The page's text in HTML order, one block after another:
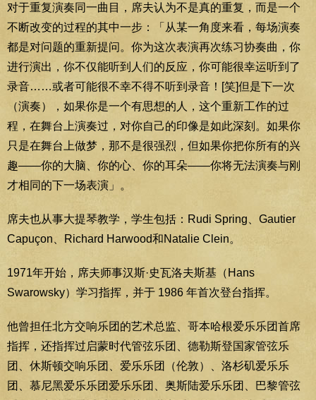
对于重复演奏同一曲目，席夫认为不是真的重复，而是一个
不断改变的过程的其中一步：「从某一角度来看，每场演奏
都是对问题的重新提问。你为这次表演再次练习协奏曲，你
进行演出，你不仅能听到人们的反应，你可能很幸运听到了
录音……或者可能很不幸不得不听到录音！[笑]但是下一次
（演奏），如果你是一个有思想的人，这个重新工作的过
程，在舞台上演奏过，对你自己的印像是如此深刻。如果你
只是在舞台上做梦，那不是很强烈，但如果你把你所有的兴
趣——你的大脑、你的心、你的耳朵——你将无法演奏与刚
才相同的下一场表演」。
席夫也从事大提琴教学，学生包括：Rudi Spring、Gautier
Capuçon、Richard Harwood和Natalie Clein。
1971年开始，席夫师事汉斯·史瓦洛夫斯基（Hans
Swarowsky）学习指挥，并于 1986 年首次登台指挥。
他曾担任北方交响乐团的艺术总监、哥本哈根爱乐乐团首席
指挥，还指挥过启蒙时代管弦乐团、德勒斯登国家管弦乐
团、休斯顿交响乐团、爱乐乐团（伦敦）、洛杉矶爱乐乐
团、慕尼黑爱乐乐团爱乐乐团、奥斯陆爱乐乐团、巴黎管弦